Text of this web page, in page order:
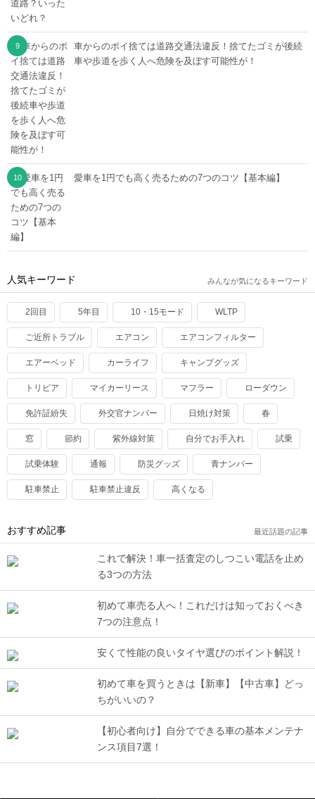
車からのポイ捨ては道路交通法違反！捨てたゴミが後続
車や歩道を歩く人へ危険を及ぼす可能性が！
愛車を1円でも高く売るための7つのコツ【基本編】
人気キーワード みんなが気になるキーワード
2回目 5年目 10・15モード WLTP
ご近所トラブル エアコン エアコンフィルター
エアーベッド カーライフ キャンプグッズ
トリビア マイカーリース マフラー ローダウン
免許証紛失 外交官ナンバー 日焼け対策 春
窓 節約 紫外線対策 自分でお手入れ 試乗
試乗体験 通報 防災グッズ 青ナンバー
駐車禁止 駐車禁止違反 高くなる
おすすめ記事 最近話題の記事
これで解決！車一括査定のしつこい電話を止め
る3つの方法
初めて車売る人へ！これだけは知っておくべき
7つの注意点！
安くて性能の良いタイヤ選びのポイント解説！
初めて車を買うときは【新車】【中古車】どっ
ちがいいの？
【初心者向け】自分でできる車の基本メンテナ
ンス項目7選！